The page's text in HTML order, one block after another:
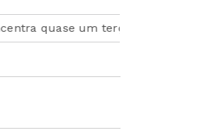
um terço de casos de